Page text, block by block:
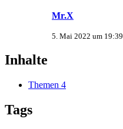
Mr.X
5. Mai 2022 um 19:39
Inhalte
Themen 4
Tags